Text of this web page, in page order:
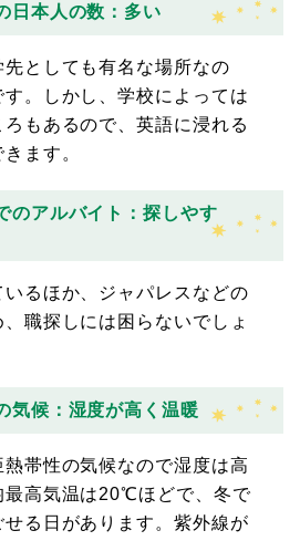
日本人の数：多い
としても有名な場所なの
。しかし、学校によっては
もあるので、英語に浸れる
ます。
のアルバイト：探しやす
るほか、ジャパレスなどの
職探しには困らないでしょ
気候：湿度が高く温暖
帯性の気候なので湿度は高
最高気温は20℃ほどで、冬で
る日があります。紫外線が